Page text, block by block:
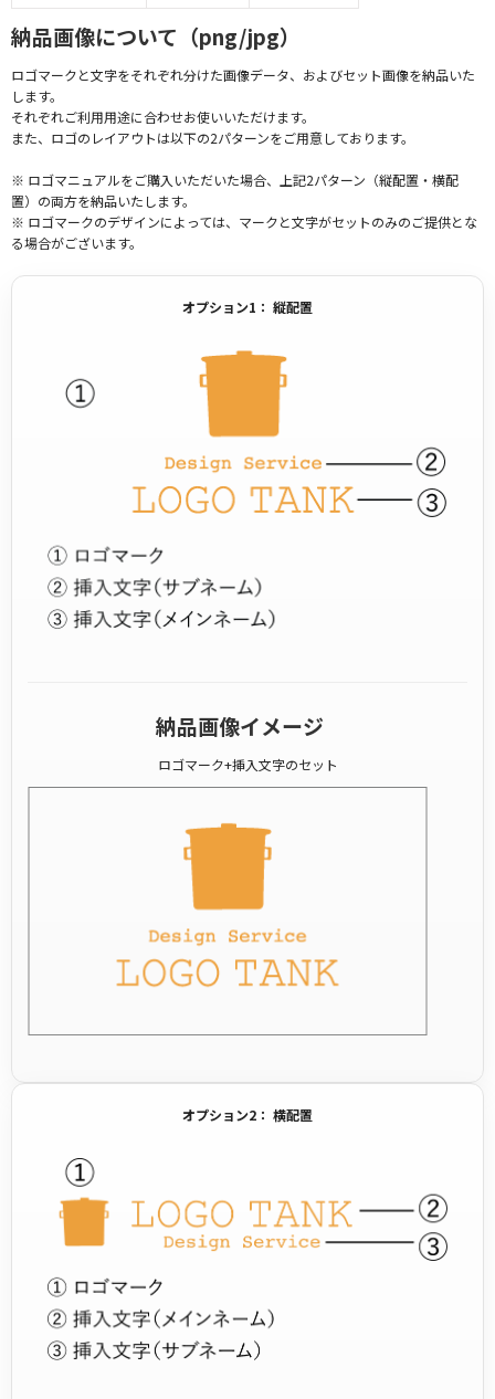
納品画像について（png/jpg）
ロゴマークと文字をそれぞれ分けた画像データ、およびセット画像を納品いた
します。
それぞれご利用用途に合わせお使いいただけます。
また、ロゴのレイアウトは以下の2パターンをご用意しております。
※ ロゴマニュアルをご購入いただいた場合、上記2パターン（縦配置・横配
置）の両方を納品いたします。
※ ロゴマークのデザインによっては、マークと文字がセットのみのご提供とな
る場合がございます。
オプション1： 縦配置
納品画像イメージ
ロゴマーク+挿入文字のセット
オプション2： 横配置